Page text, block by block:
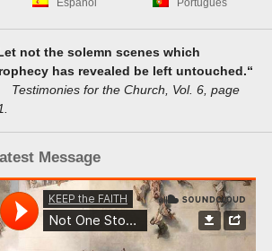
His Son. When we believe in Christ as
Español Português
not the solemn scenes which
has revealed be left untouched.“
for the Church, Vol. 6, page
Message